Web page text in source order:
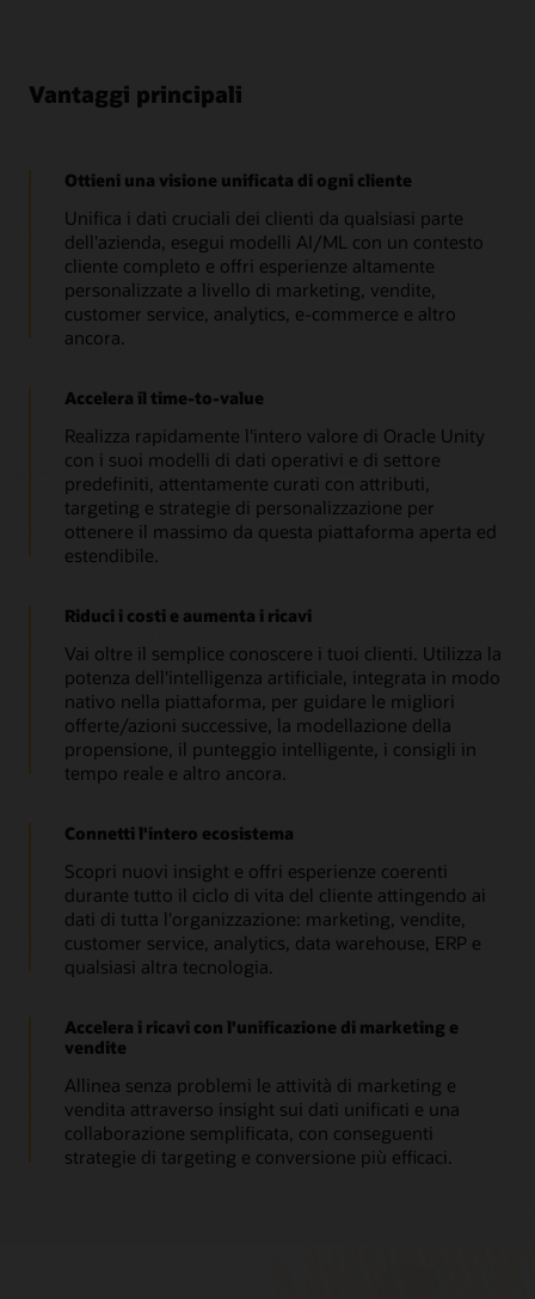
Vantaggi principali
Ottieni una visione unificata di ogni cliente
Unifica i dati cruciali dei clienti da qualsiasi parte
dell'azienda, esegui modelli AI/ML con un contesto
cliente completo e offri esperienze altamente
personalizzate a livello di marketing, vendite,
customer service, analytics, e-commerce e altro
ancora.
Accelera il time-to-value
Realizza rapidamente l'intero valore di Oracle Unity
con i suoi modelli di dati operativi e di settore
predefiniti, attentamente curati con attributi,
targeting e strategie di personalizzazione per
ottenere il massimo da questa piattaforma aperta ed
estendibile.
Riduci i costi e aumenta i ricavi
Vai oltre il semplice conoscere i tuoi clienti. Utilizza la
potenza dell'intelligenza artificiale, integrata in modo
nativo nella piattaforma, per guidare le migliori
offerte/azioni successive, la modellazione della
propensione, il punteggio intelligente, i consigli in
tempo reale e altro ancora.
Connetti l'intero ecosistema
Scopri nuovi insight e offri esperienze coerenti
durante tutto il ciclo di vita del cliente attingendo ai
dati di tutta l'organizzazione: marketing, vendite,
customer service, analytics, data warehouse, ERP e
qualsiasi altra tecnologia.
Accelera i ricavi con l'unificazione di marketing e
vendite
Allinea senza problemi le attività di marketing e
vendita attraverso insight sui dati unificati e una
collaborazione semplificata, con conseguenti
strategie di targeting e conversione più efficaci.